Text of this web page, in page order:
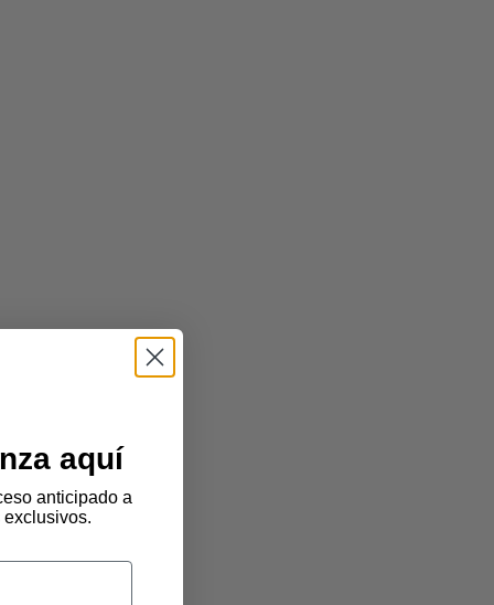
aquí
anticipado a
exclusivos.